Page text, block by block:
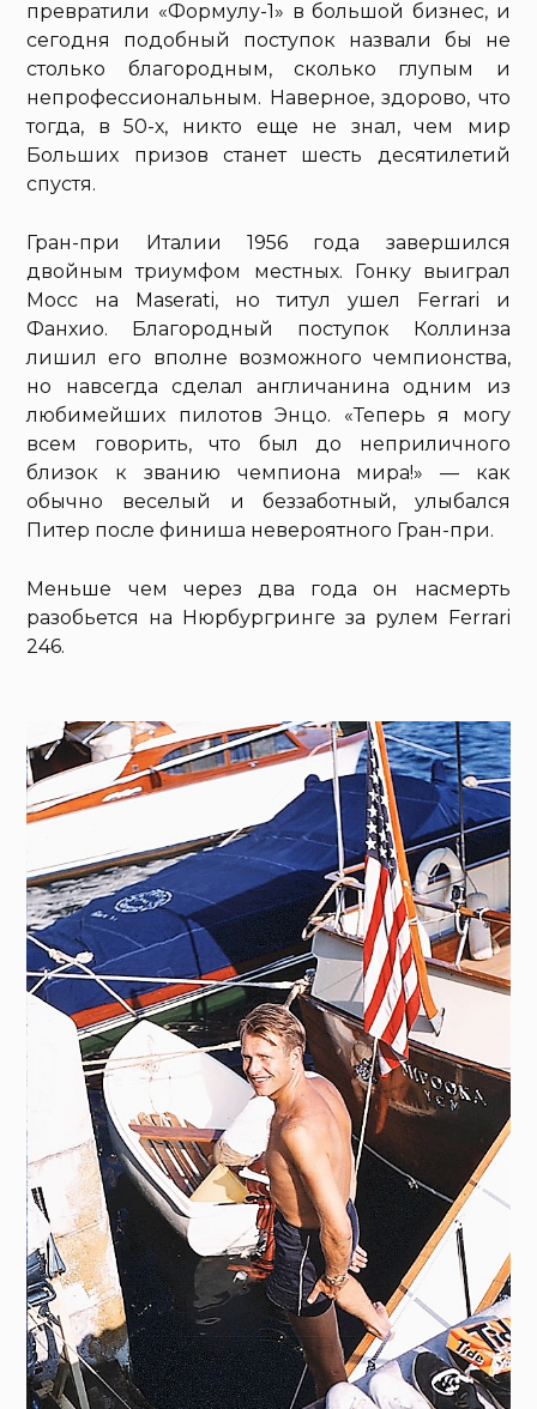
превратили «Формулу-1» в большой бизнес, и
сегодня подобный поступок назвали бы не
столько благородным, сколько глупым и
непрофессиональным. Наверное, здорово, что
тогда, в 50-х, никто еще не знал, чем мир
Больших призов станет шесть десятилетий
спустя.
Гран-при Италии 1956 года завершился
двойным триумфом местных. Гонку выиграл
Мосс на Maserati, но титул ушел Ferrari и
Фанхио. Благородный поступок Коллинза
лишил его вполне возможного чемпионства,
но навсегда сделал англичанина одним из
любимейших пилотов Энцо. «Теперь я могу
всем говорить, что был до неприличного
близок к званию чемпиона мира!» — как
обычно веселый и беззаботный, улыбался
Питер после финиша невероятного Гран-при.
Меньше чем через два года он насмерть
разобьется на Нюрбургринге за рулем Ferrari
246.